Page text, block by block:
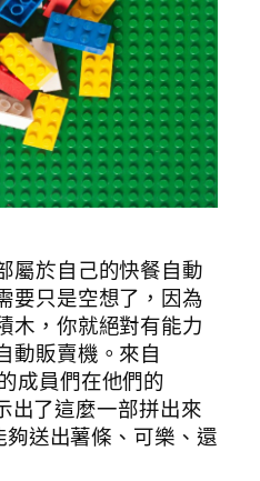
屬於自己的快餐自動
要只是空想了，因為
木，你就絕對有能力
動販賣機。來自
成員們在他們的
出了這麼一部拼出來
送出薯條、可樂、還